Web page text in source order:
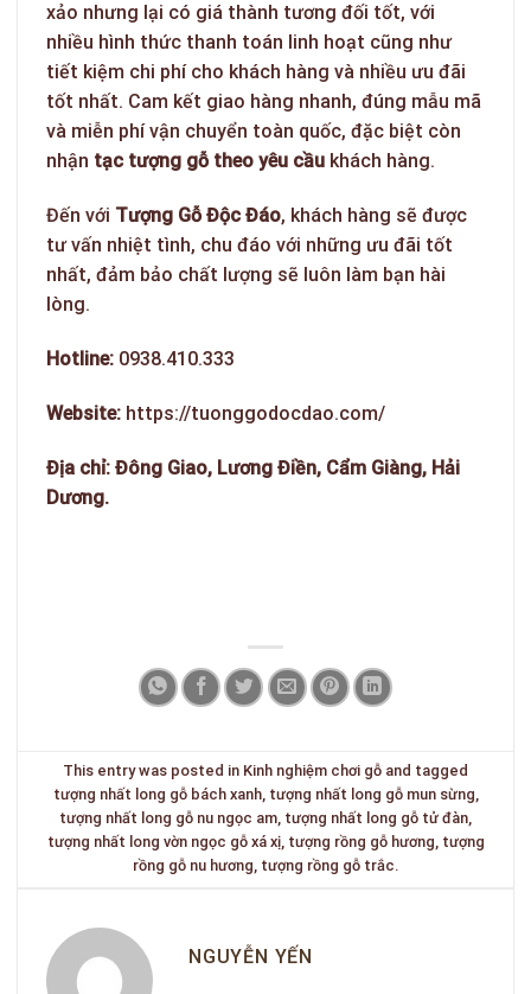
xảo nhưng lại có giá thành tương đối tốt, với
nhiều hình thức thanh toán linh hoạt cũng như
tiết kiệm chi phí cho khách hàng và nhiều ưu đãi
tốt nhất. Cam kết giao hàng nhanh, đúng mẫu mã
và miễn phí vận chuyển toàn quốc, đặc biệt còn
nhận tạc tượng gỗ theo yêu cầu khách hàng.
Đến với Tượng Gỗ Độc Đáo, khách hàng sẽ được
tư vấn nhiệt tình, chu đáo với những ưu đãi tốt
nhất, đảm bảo chất lượng sẽ luôn làm bạn hài
lòng.
Hotline: 0938.410.333
Website: https://tuonggodocdao.com/
Địa chỉ: Đông Giao, Lương Điền, Cẩm Giàng, Hải
Dương.
This entry was posted in Kinh nghiệm chơi gỗ and tagged
tượng nhất long gỗ bách xanh, tượng nhất long gỗ mun sừng,
tượng nhất long gỗ nu ngọc am, tượng nhất long gỗ tử đàn,
tượng nhất long vờn ngọc gỗ xá xị, tượng rồng gỗ hương, tượng
rồng gỗ nu hương, tượng rồng gỗ trắc.
NGUYỄN YẾN